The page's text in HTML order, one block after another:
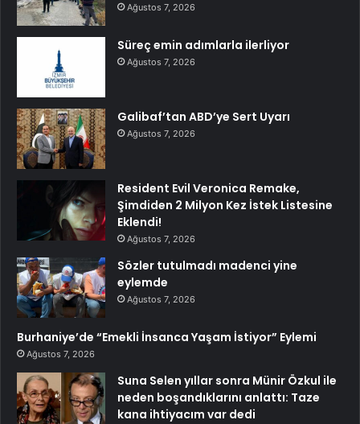
Ağustos 7, 2026
Süreç emin adımlarla ilerliyor
Ağustos 7, 2026
Galibaf’tan ABD’ye Sert Uyarı
Ağustos 7, 2026
Resident Evil Veronica Remake,
Şimdiden 2 Milyon Kez İstek Listesine
Eklendi!
Ağustos 7, 2026
Sözler tutulmadı madenci yine
eylemde
Ağustos 7, 2026
Burhaniye’de “Emekli İnsanca Yaşam İstiyor” Eylemi
Ağustos 7, 2026
Suna Selen yıllar sonra Münir Özkul ile
neden boşandıklarını anlattı: Taze
kana ihtiyacım var dedi